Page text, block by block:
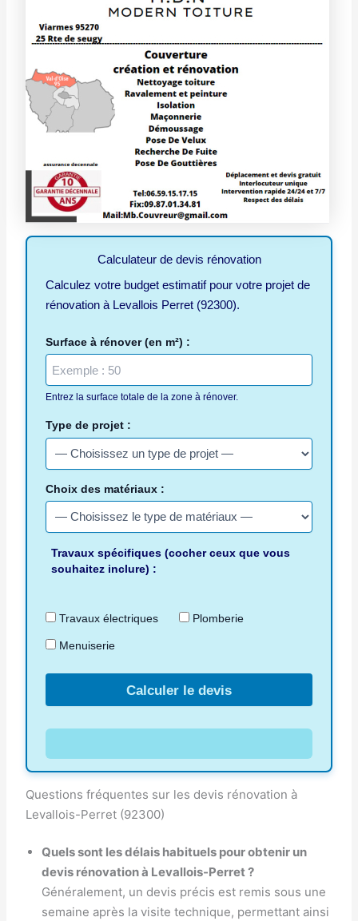
Calculateur de devis rénovation
Calculez votre budget estimatif pour votre projet de
rénovation à Levallois Perret (92300).
Surface à rénover (en m²) :
Entrez la surface totale de la zone à rénover.
Type de projet :
Choix des matériaux :
Travaux spécifiques (cocher ceux que vous
souhaitez inclure) :
Travaux électriques Plomberie
Menuiserie
Calculer le devis
Questions fréquentes sur les devis rénovation à
Levallois-Perret (92300)
Quels sont les délais habituels pour obtenir un
devis rénovation à Levallois-Perret ?
Généralement, un devis précis est remis sous une
semaine après la visite technique, permettant ainsi